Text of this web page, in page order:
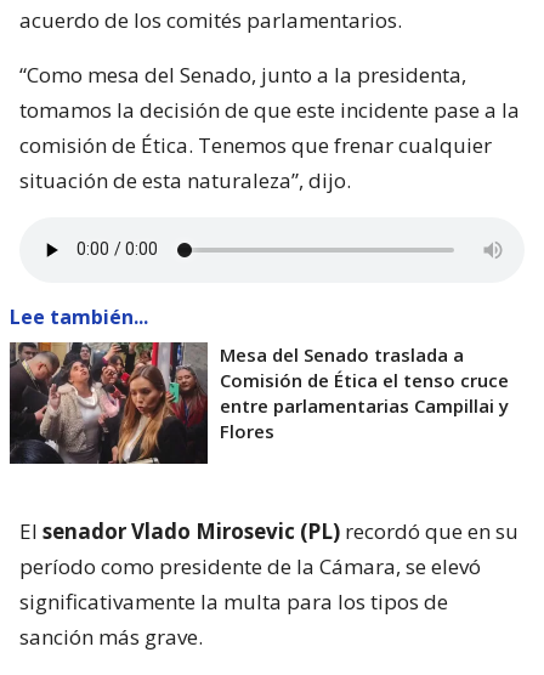
acuerdo de los comités parlamentarios.
“Como mesa del Senado, junto a la presidenta,
tomamos la decisión de que este incidente pase a la
comisión de Ética. Tenemos que frenar cualquier
situación de esta naturaleza”, dijo.
Lee también...
Mesa del Senado traslada a
Comisión de Ética el tenso cruce
entre parlamentarias Campillai y
Flores
El senador Vlado Mirosevic (PL) recordó que en su
período como presidente de la Cámara, se elevó
significativamente la multa para los tipos de
sanción más grave.